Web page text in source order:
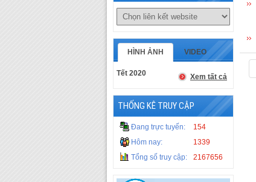
HÌNH ẢNH VIDEO
Tết 2020 Xem tất cả
THỐNG KÊ TRUY CẬP
Đang trực tuyến:
154
Hôm nay:
1339
Tổng số truy cập:
2167656